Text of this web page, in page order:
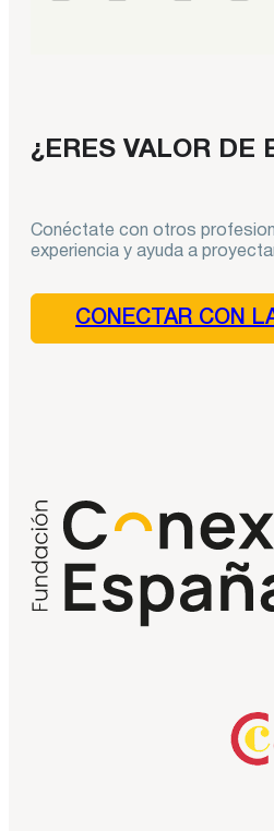
¿ERES VALOR DE
Conéctate con otros
experiencia y ayuda a
CONECTAR CON